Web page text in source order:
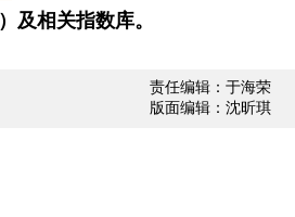
及相关指数库。
责任编辑：于海荣
版面编辑：沈昕琪